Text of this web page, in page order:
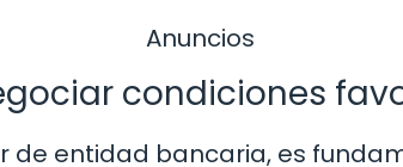
Anuncios
condiciones
de entidad bancaria, es